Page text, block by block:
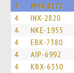
4 MHA-8172
4 INX-2820
4 NKE-1955
4 EBK-7380
4 AIP-6992
4 KBX-6350